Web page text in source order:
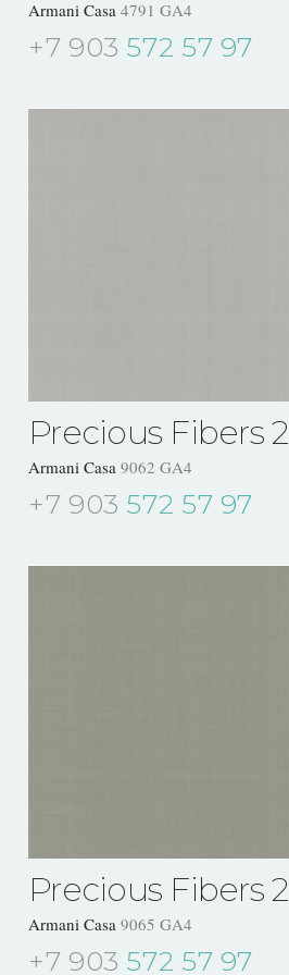
Armani Casa 4791 GA4
+7 903 572 57 97
Precious Fibers 2
Armani Casa 9062 GA4
+7 903 572 57 97
Precious Fibers 2
Armani Casa 9065 GA4
+7 903 572 57 97